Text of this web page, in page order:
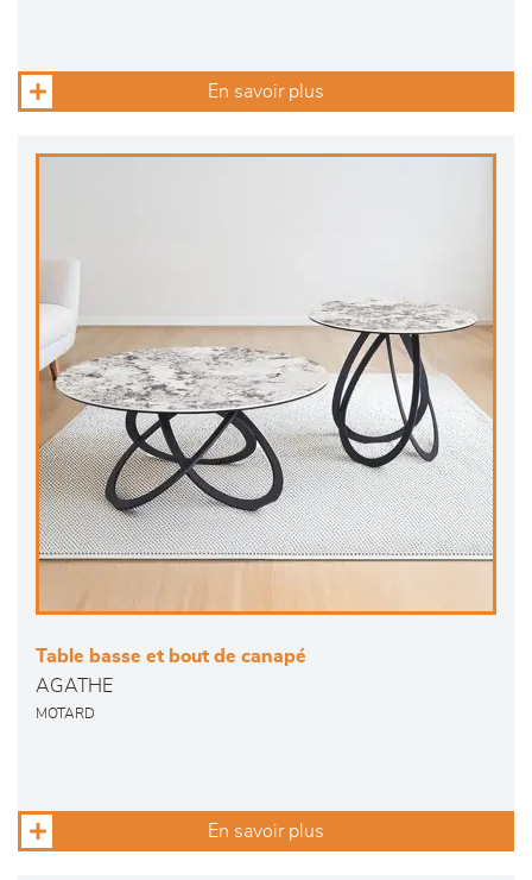
En savoir plus
Table basse et bout de canapé
AGATHE
MOTARD
En savoir plus